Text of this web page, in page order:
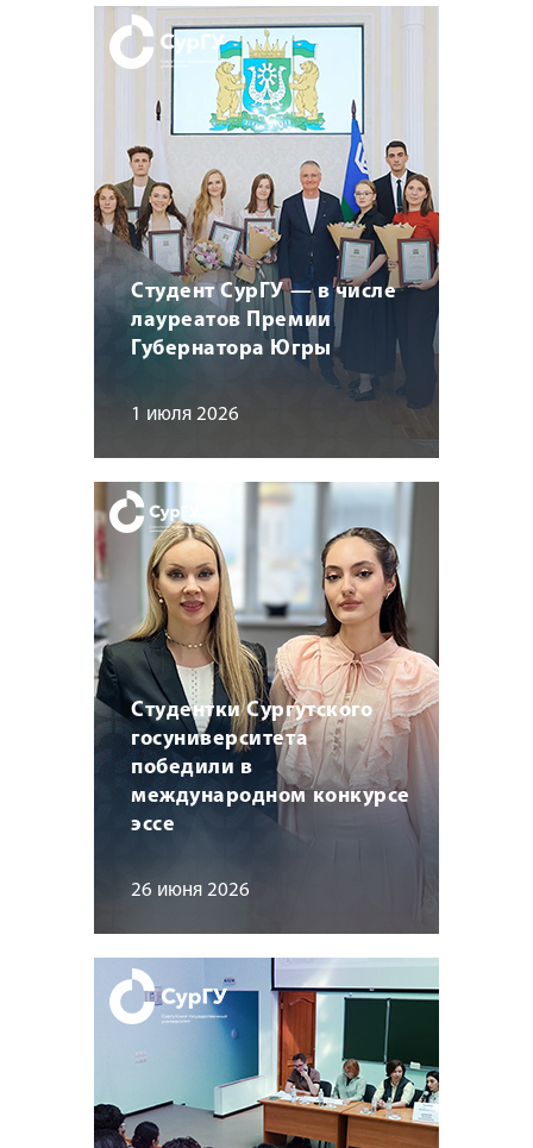
Студент СурГУ — в числе
лауреатов Премии
Губернатора Югры
1 июля 2026
Студентки Сургутского
госуниверситета
победили в
международном конкурсе
эссе
26 июня 2026